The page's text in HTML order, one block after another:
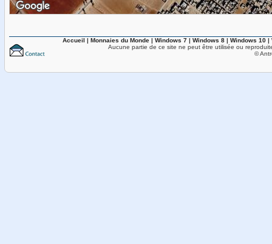
Accueil | Monnaies du Monde | Windows 7 | Windows 8 | Windows 10 |
Aucune partie de ce site ne peut être utilisée ou
©